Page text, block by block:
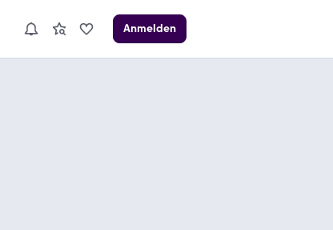
Anmelden